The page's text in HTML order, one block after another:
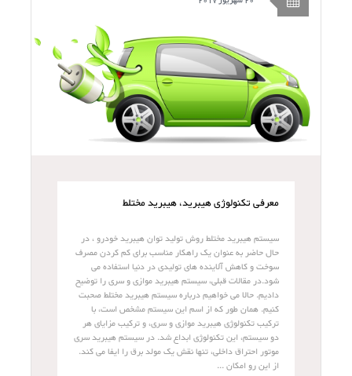
معرفی تکنولوژی هیبرید، هیبرید مختلط
سیستم هیبرید مختلط روش تولید توان هیبرید خودرو ، در
حال حاضر به عنوان یک راهکار مناسب برای کم کردن مصرف
سوخت و کاهش آلاینده های تولیدی در دنیا استفاده می
شود.در مقالات قبلی، سیستم هیبرید موازی و سری را توضیح
دادیم. حالا می خواهیم درباره سیستم هیبرید مختلط صحبت
کنیم. همان طور که از اسم این سیستم مشخص است، با
ترکیب تکنولوژی هیبرید موازی و سری، و ترکیب مزایای هر
دو سیستم، این تکنولوژی ابداع شد. در سیستم هیبرید سری
موتور احتراق داخلی، تنها نقش یک مولد برق را ایفا می کند.
از این رو امکان ...